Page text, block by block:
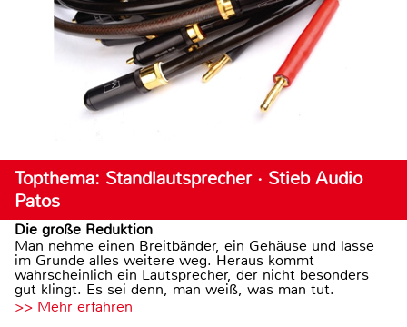
Topthema: Standlautsprecher · Stieb Audio
Patos
Die große Reduktion
Man nehme einen Breitbänder, ein Gehäuse und lasse
im Grunde alles weitere weg. Heraus kommt
wahrscheinlich ein Lautsprecher, der nicht besonders
gut klingt. Es sei denn, man weiß, was man tut.
>> Mehr erfahren